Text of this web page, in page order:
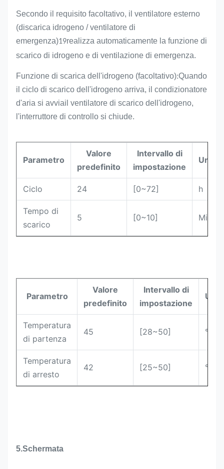
Secondo il requisito facoltativo, il ventilatore esterno
(discarica idrogeno / ventilatore di
emergenza)19realizza automaticamente la funzione di
scarico di idrogeno e di ventilazione di emergenza.
Funzione di scarica dell'idrogeno (facoltativo):Quando
il ciclo di scarico dell'idrogeno arriva, il condizionatore
d'aria si avviail ventilatore di scarico dell'idrogeno,
l'interruttore di controllo si chiude.
Parametro
Valore
predefinito
Intervallo di
impostazione
Unità
Ciclo 24 [0~72] h
Tempo di
scarico
5 [0~10] Min.
Parametro
Valore
predefinito
Intervallo di
impostazione
Temperatura
di partenza
45 [28~50] °C
Temperatura
di arresto
42 [25~50] °C
5.Schermata